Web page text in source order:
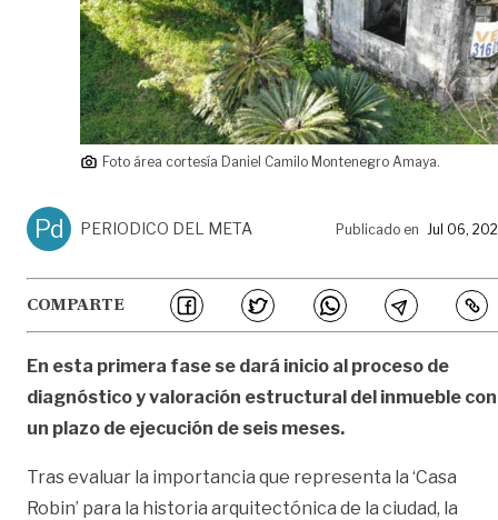
Foto área cortesía Daniel Camilo Montenegro Amaya.
Pd PERIODICO DEL META Publicado en Jul 06,
COMPARTE
En esta primera fase se dará inicio al proceso de
diagnóstico y valoración estructural del inmueble con
un plazo de ejecución de seis meses.
Tras evaluar la importancia que representa la ‘Casa
Robin’ para la historia arquitectónica de la ciudad, la